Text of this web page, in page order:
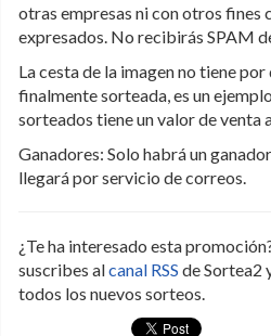
otras empresas ni con otros fines
expresados. No recibirás SPAM
La cesta de la imagen no tiene
finalmente sorteada, es un
sorteados tiene un valor de venta
Ganadores: Solo habrá un
llegará por servicio de correos.
¿Te ha interesado esta
suscribes alcanal RSS de Sortea2
todos los nuevos sorteos.